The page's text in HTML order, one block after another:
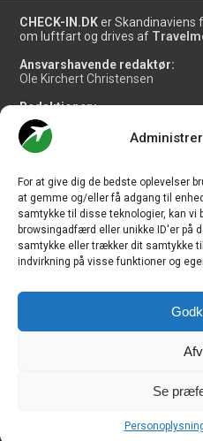
For at give dig de bedste oplevelser
at gemme og/eller få adgang til
samtykke til disse teknologier, kan vi
browsingadfærd eller unikke ID'er på
samtykke eller trækker dit samtykke
indvirkning på visse funktioner og
Se
CHECK-IN.DK er Skandinaviens
om luftfart og drives af
Ansvarshavende redaktør:
Ole Kirchert Christensen
Redaktionen:
Christian Granhøj Skouboe
Henrik Baumgarten
Danny Longhi Andreasen
Salg og jobannoncer:
salg@travelmedianordic.com
Vi tager ansvar for indholdet og
CVR-nr.: 34 20 20 87 ©